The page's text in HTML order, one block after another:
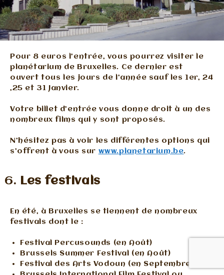
Pour 8 euros l’entrée, vous pourrez visiter le
planétarium de Bruxelles. Ce dernier est
ouvert tous les jours de l’année sauf les 1er, 24
,25 et 31 Janvier.
Votre billet d’entrée vous donne droit à un des
nombreux films qui y sont proposés.
N’hésitez pas à voir les différentes options qui
s’offrent à vous sur www.planetarium.be.
Les festivals
En été, à Bruxelles se tiennent de nombreux
festivals dont le :
Festival Percusounds (en Août)
Brussels Summer Festival (en Août)
Festival des Arts Vodoun (en Septembre)